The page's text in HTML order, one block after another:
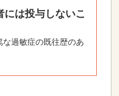
は投与しないこ
過敏症の既往歴のあ